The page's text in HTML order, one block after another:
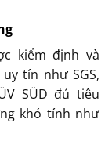
kiểm định và
tín như SGS,
SÜD đủ tiêu
khó tính như